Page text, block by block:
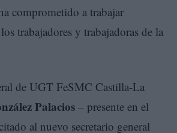
comprometido a trabajar
trabajadores y trabajadoras de la
de UGT FeSMC Castilla-La
Palacios– presente en el
al nuevo secretario general